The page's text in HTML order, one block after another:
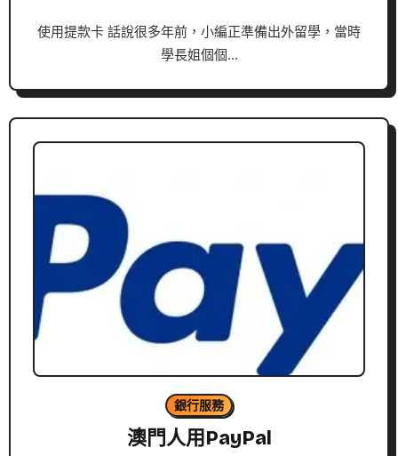
使用提款卡 話說很多年前，小編正準備出外留學，當時
學長姐個個…
銀行服務
澳門人用PayPal